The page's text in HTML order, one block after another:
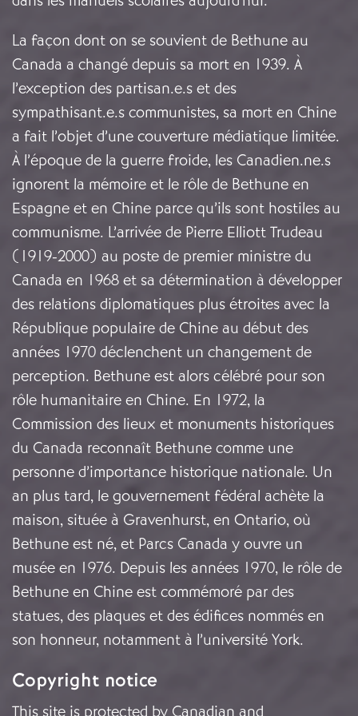
La façon dont on se souvient de Bethune au
Canada a changé depuis sa mort en 1939. À
l’exception des partisan.e.s et des
sympathisant.e.s communistes, sa mort en Chine
a fait l’objet d’une couverture médiatique limitée.
À l’époque de la guerre froide, les Canadien.ne.s
ignorent la mémoire et le rôle de Bethune en
Espagne et en Chine parce qu’ils sont hostiles au
communisme. L’arrivée de Pierre Elliott Trudeau
(1919-2000) au poste de premier ministre du
Canada en 1968 et sa détermination à développer
des relations diplomatiques plus étroites avec la
République populaire de Chine au début des
années 1970 déclenchent un changement de
perception. Bethune est alors célébré pour son
rôle humanitaire en Chine. En 1972, la
Commission des lieux et monuments historiques
du Canada reconnaît Bethune comme une
personne d’importance historique nationale. Un
an plus tard, le gouvernement fédéral achète la
maison, située à Gravenhurst, en Ontario, où
Bethune est né, et Parcs Canada y ouvre un
musée en 1976. Depuis les années 1970, le rôle de
Bethune en Chine est commémoré par des
statues, des plaques et des édifices nommés en
son honneur, notamment à l’université York.
Copyright notice
This site is protected by Canadian and